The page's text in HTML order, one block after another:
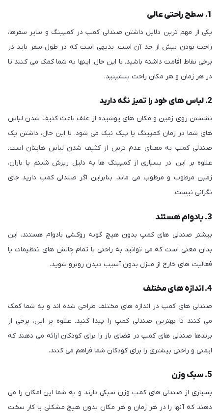
1. سطح راحتی عالی
یکی از مهم ترین دلایل داشتن صندلی کمپ در کمپینگ و سایر سفرها،
راحت بودن بیش از حد آن است. بدیهی است که در طول سفر باید در
برخی نقاط اقامت داشته باشید. با این حال، اینها به شما کمک می کنند تا
در هر زمان و هر مکان راحت بنشینید.
2. لباس های خود را تمیز نگه دارید
نشستن روی زمین و مکان های پوشیده از علف باعث کثیف شدن لباس
های شما در زمان کمپینگ یا پیک نیک می شود. با این حال، داشتن یک
صندلی کمپ به معنای عدم ترس از کثیف شدن لباس هایتان است.
علاوه بر این، در بسیاری از کمپینگ ها به دلیل ریزش شبنم یا باران،
زمین مرطوب و مرطوب می ماند، بنابراین اگر صندلی کمپ دارید جای
نگرانی نیست.
3. بادوام هستند
بیشتر صندلی های کمپ بدون هیچ گونه روکشی بادوام هستند. این
بدان معنی است که می توانید به راحتی با تمام چالش های تنظیمات یا
فعالیت های خارج از منزل بدون آسیب دیدن روبرو شوید.
4. اندازه های مختلف
صندلی های کمپ در اندازه های مختلف طراحی شده اند و به شما کمک
می کنند تا بهترین صندلی کمپ را پیدا کنید. علاوه بر این، برخی از
برندها صندلی های کمپ در فضای باز را برای کودکان ارائه می دهند که
ایمنی و راحتی بیشتری را برای کودکان شما فراهم می کنند.
5. سبک وزن
بسیاری از صندلی های کمپ وزن سبکی دارند و به شما این امکان را می
دهند که آنها را در هر زمان و هر مکان بدون هیچ مشکلی یا کار سخت